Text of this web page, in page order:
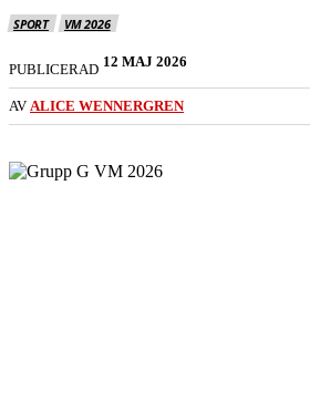
SPORT VM 2026
PUBLICERAD 12 MAJ 2026
AV ALICE WENNERGREN